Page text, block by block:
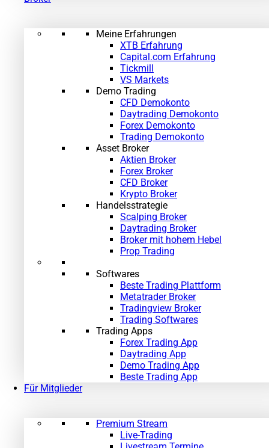
Meine Erfahrungen
XTB Erfahrung
Capital.com Erfahrung
Tickmill
VS Markets
Demo Trading
CFD Demokonto
Daytrading Demokonto
Forex Demokonto
Trading Demokonto
Asset Broker
Aktien Broker
Forex Broker
CFD Broker
Krypto Broker
Handelsstrategie
Scalping Broker
Daytrading Broker
Broker mit hohem Hebel
Prop Trading
Softwares
Beste Trading Plattform
Metatrader Broker
Tradingview Broker
Trading Softwares
Trading Apps
Forex Trading App
Daytrading App
Demo Trading App
Beste Trading App
Für Mitglieder
Premium Stream
Live-Trading